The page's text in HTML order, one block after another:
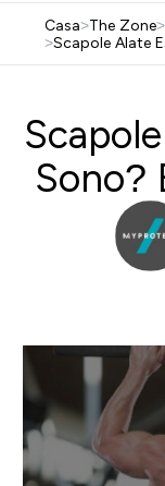
Casa>The Zone>
>Scapole Alate
Sono?